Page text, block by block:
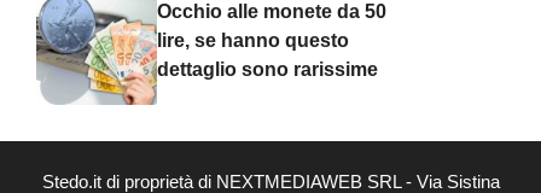
Occhio alle monete da 50
lire, se hanno questo
dettaglio sono rarissime
Stedo.it di proprietà di NEXTMEDIAWEB SRL - Via Sistina